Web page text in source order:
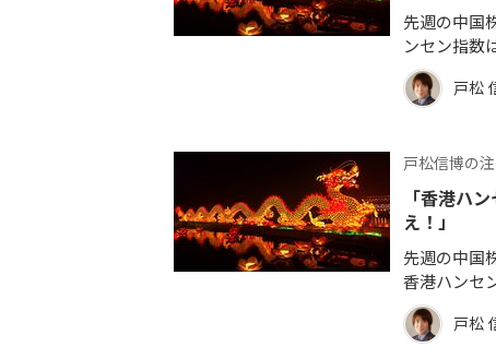
先週の中国
ンセン指数
戸松
戸松信博の
「香港ハ
え！」
先週の中国
香港ハンセ
戸松